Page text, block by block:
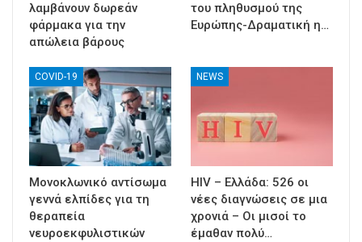
λαμβάνουν δωρεάν
φάρμακα για την
απώλεια βάρους
του πληθυσμού της
Ευρώπης-Δραματική η…
COVID-19
Μονοκλωνικό αντίσωμα
γεννά ελπίδες για τη
θεραπεία
νευροεκφυλιστικών
NEWS
HIV – Ελλάδα: 526 οι
νέες διαγνώσεις σε μια
χρονιά – Οι μισοί το
έμαθαν πολύ…